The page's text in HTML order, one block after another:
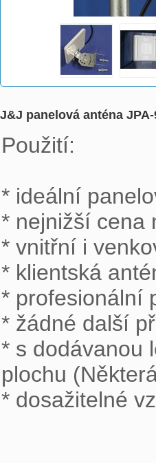
J&J panelová anténa JPA-
Použití:
* ideální
* nejnižší cena
* vnitřní i
* klientská
* profesionální
* žádné další
* s dodávanou
plochu
* dosažitelné